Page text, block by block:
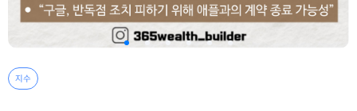
지수